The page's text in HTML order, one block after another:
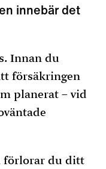
innebär det
Innan du
försäkringen
planerat – vid
förlorar du ditt